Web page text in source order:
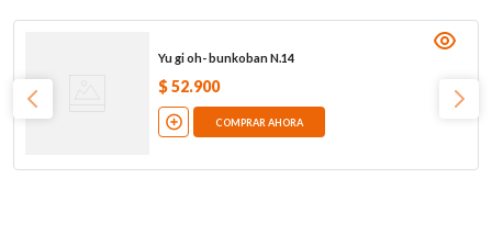
Yu gi oh- bunkoban N.14
$ 52.900
COMPRAR AHORA